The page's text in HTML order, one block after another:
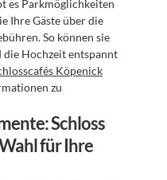
es Parkmöglichkeiten
Ihre Gäste über die
So können sie
Hochzeit entspannt
Köpenick
zu
Schloss
für Ihre